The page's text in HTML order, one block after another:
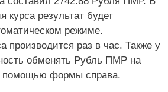
курса результат будет
режиме.
производится раз в час. Также у
обменять Рубль ПМР на
помощью формы справа.